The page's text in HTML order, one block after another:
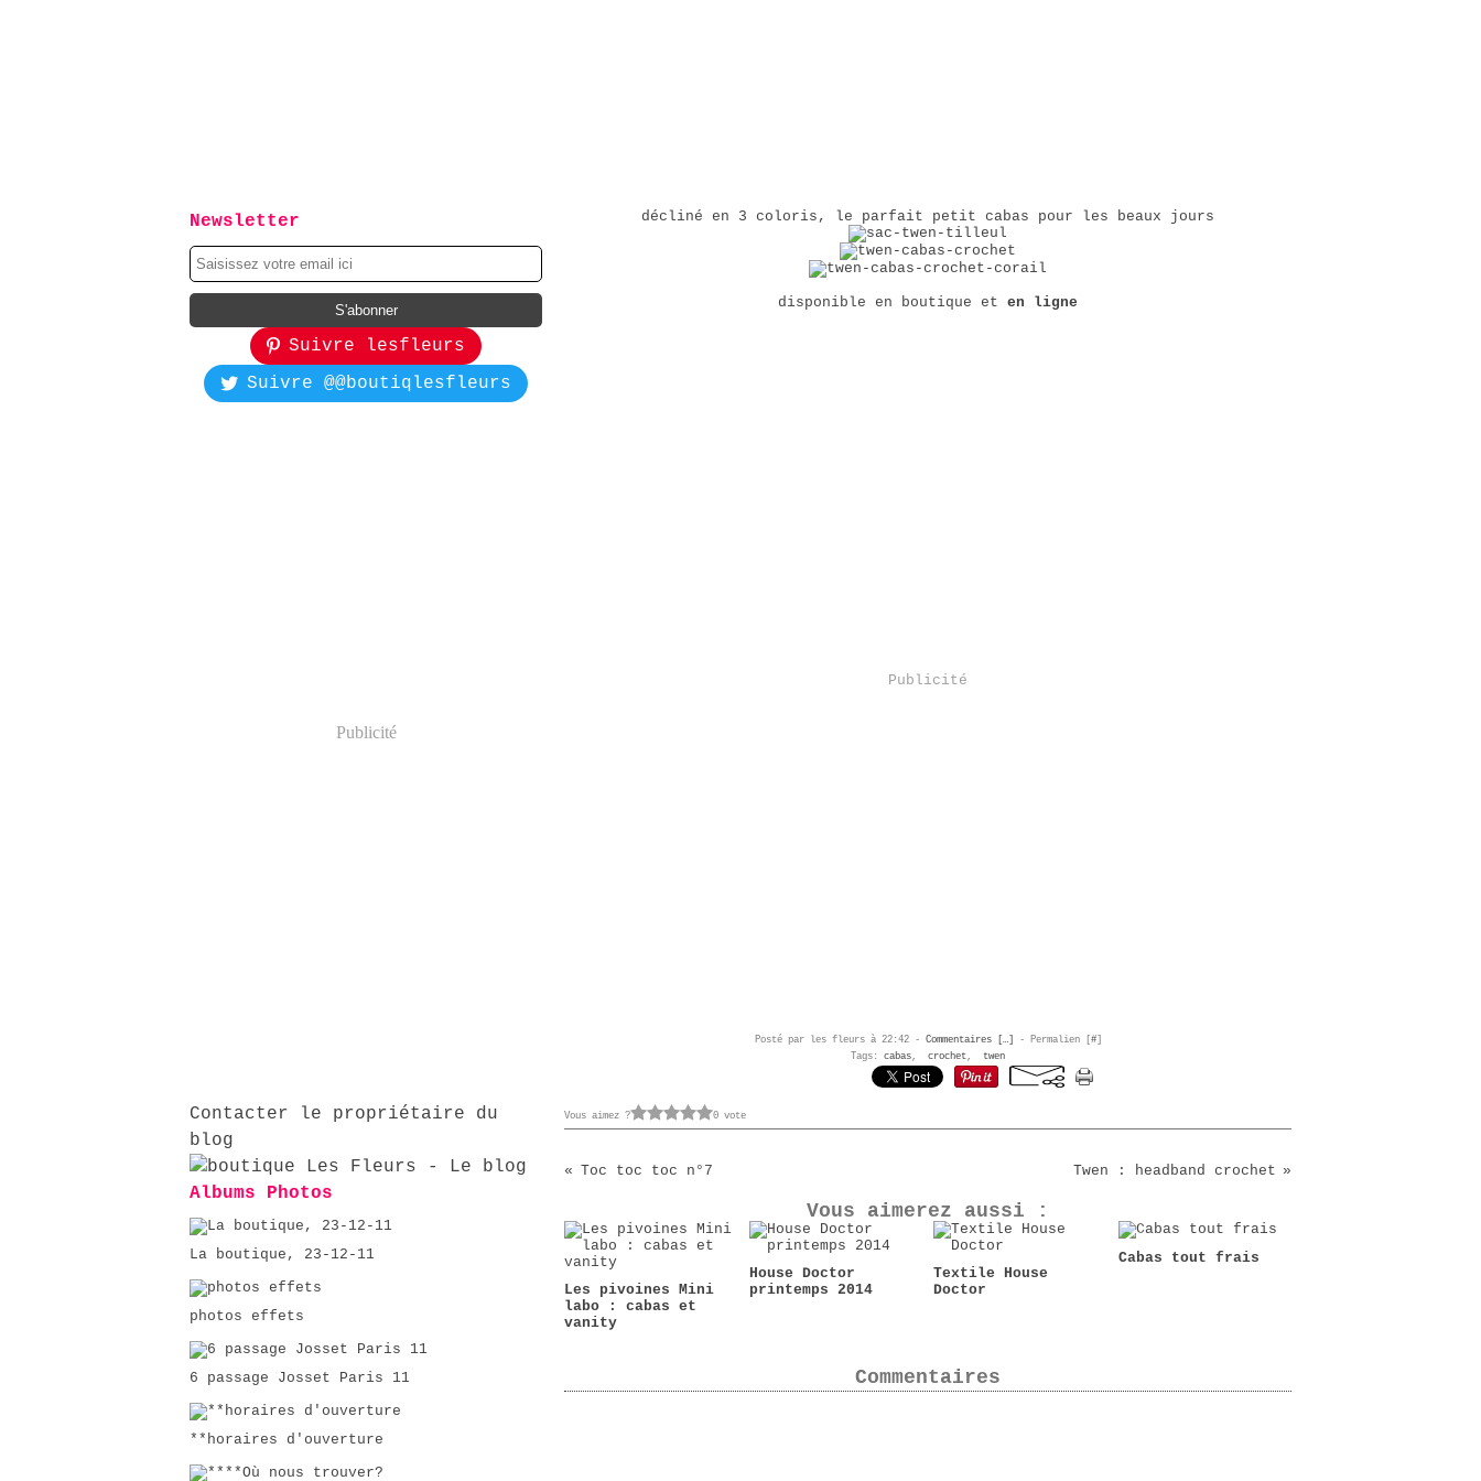
Newsletter
Suivre lesfleurs
Suivre @@boutiqlesfleurs
Publicité
Contacter le propriétaire du
blog
Albums Photos
La boutique, 23-12-11
photos effets
6 passage Josset Paris 11
**horaires d'ouverture
décliné en 3 coloris, le parfait petit cabas pour les beaux jours
disponible en boutique et en ligne
Publicité
Posté par les fleurs à 22:42 - Commentaires [ …] - Permalien [ #]
Tags: cabas, crochet, twen
Vous aimez ? 0 vote
Toc toc toc n°7 Twen : headband crochet
Vous aimerez aussi :
Les pivoines Mini
labo : cabas et
vanity
House Doctor
printemps 2014
Textile House
Doctor
Cabas tout frais
Commentaires